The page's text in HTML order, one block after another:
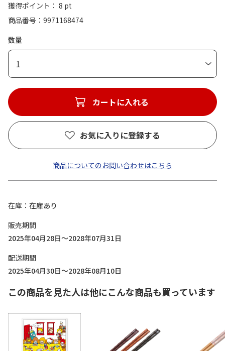
獲得ポイント： 8 pt
商品番号
9971168474
数量
1
カートに入れる
お気に入りに登録する
商品についてのお問い合わせはこちら
在庫
在庫あり
販売期間
2025年04月28日～2028年07月31日
配送期間
2025年04月30日～2028年08月10日
この商品を見た人は他にこんな商品も買っています